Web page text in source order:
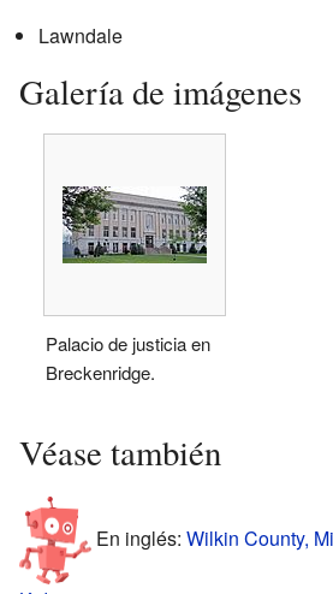
Lawndale
Galería de imágenes
Palacio de justicia en
Breckenridge.
Véase también
En inglés: Wilkin County,